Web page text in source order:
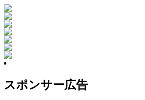
スポンサー広告